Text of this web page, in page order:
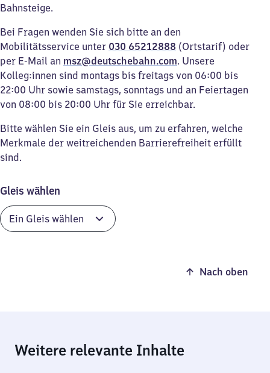
Bahnsteige.
Bei Fragen wenden Sie sich bitte an den
Mobilitätsservice unter 030 65212888 (Ortstarif) oder
per E-Mail an msz@deutschebahn.com. Unsere
Kolleg:innen sind montags bis freitags von 06:00 bis
22:00 Uhr sowie samstags, sonntags und an Feiertagen
von 08:00 bis 20:00 Uhr für Sie erreichbar.
Bitte wählen Sie ein Gleis aus, um zu erfahren, welche
Merkmale der weitreichenden Barrierefreiheit erfüllt
sind.
Gleis wählen
Nach oben
Weitere relevante Inhalte